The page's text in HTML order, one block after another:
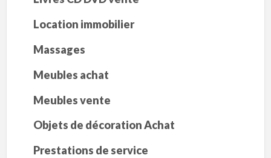
Location immobilier
Massages
Meubles achat
Meubles vente
Objets de décoration Achat
Prestations de service